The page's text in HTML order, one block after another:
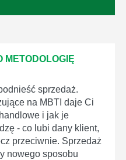
METODOLOGIĘ
sprzedaż.
na MBTI daje Ci
i jak je
- co lubi dany klient,
przeciwnie. Sprzedaż
nowego sposobu